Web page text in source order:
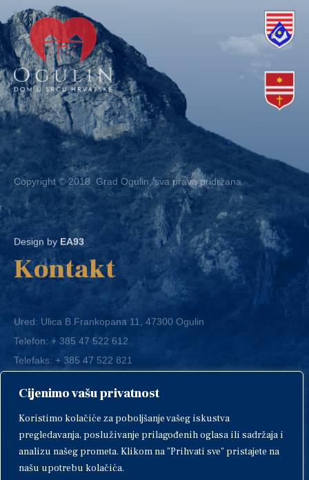
Cijenimo vašu privatnost
Koristimo kolačiće za poboljšanje vašeg iskustva
pregledavanja, posluživanje prilagođenih oglasa ili sadržaja i
analizu našeg prometa. Klikom na "Prihvati sve" pristajete na
našu upotrebu kolačića.
Copyright © 2018. Grad Ogulin, sva prava pridržana.
Design by EA93
Kontakt
Ured: Ulica B.Frankopana 11, 47300 Ogulin
Telefon:+ 385 47 522 612
Telefaks:+ 385 47 522 821
E-mail:grad-ogulin@ogulin.hr
IBAN: HR1424020061829700009